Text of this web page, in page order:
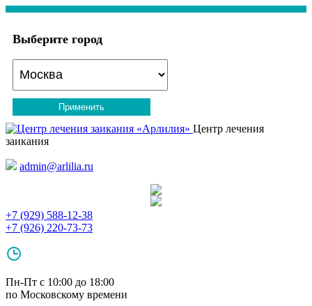
Выберите город
Применить
Центр лечения
заикания
admin@arlilia.ru
+7 (929) 588-12-38
+7 (926) 220-73-73
Пн-Пт с 10:00 до 18:00
по Московскому времени